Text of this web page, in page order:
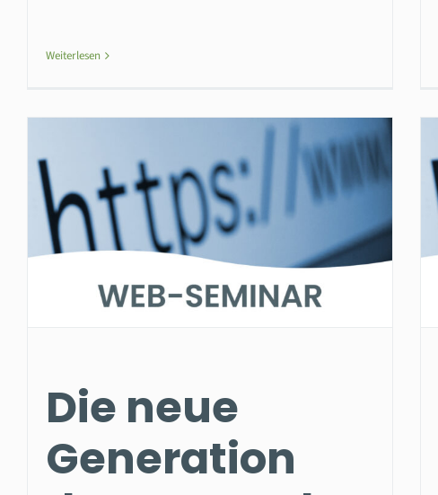
Weiterlesen
Die neue
Generation